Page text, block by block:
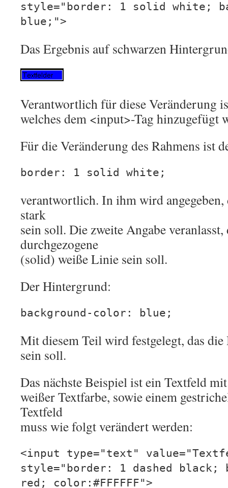
style="border: 1 solid white;
blue;">
Das Ergebnis auf schwarzen
Verantwortlich für diese Veränderung
welches dem <input>-Tag hinzugefügt
Für die Veränderung des Rahmens ist
border: 1 solid white;
verantwortlich. In ihm wird angegeben,
stark
sein soll. Die zweite Angabe veranlasst,
durchgezogene
(solid) weiße Linie sein soll.
Der Hintergrund:
background-color: blue;
Mit diesem Teil wird festgelegt, das
sein soll.
Das nächste Beispiel ist ein Textfeld
weißer Textfarbe, sowie einem
Textfeld
muss wie folgt verändert werden:
<input type="text"
style="border: 1 dashed black;
red; color:#FFFFFF">